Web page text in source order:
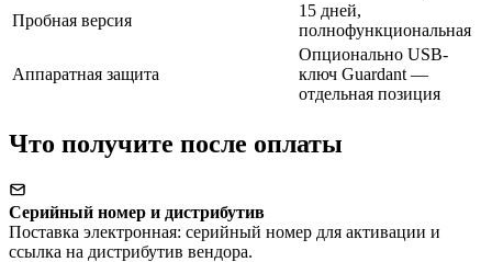
Пробная версия
15 дней,
полнофункциональная
Аппаратная защита
Опционально USB-
ключ Guardant —
отдельная позиция
Что получите после оплаты
Серийный номер и дистрибутив
Поставка электронная: серийный номер для активации и
ссылка на дистрибутив вендора.